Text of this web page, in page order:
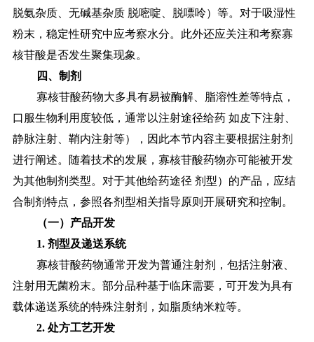
脱氨杂质、无碱基杂质 脱嘧啶、脱嘌呤）等。对于吸湿性
粉末，稳定性研究中应考察水分。此外还应关注和考察寡
核苷酸是否发生聚集现象。
四、制剂
寡核苷酸药物大多具有易被酶解、脂溶性差等特点，
口服生物利用度较低，通常以注射途径给药 如皮下注射、
静脉注射、鞘内注射等），因此本节内容主要根据注射剂
进行阐述。随着技术的发展，寡核苷酸药物亦可能被开发
为其他制剂类型。对于其他给药途径 剂型）的产品，应结
合制剂特点，参照各剂型相关指导原则开展研究和控制。
（一）产品开发
1. 剂型及递送系统
寡核苷酸药物通常开发为普通注射剂，包括注射液、
注射用无菌粉末。部分品种基于临床需要，可开发为具有
载体递送系统的特殊注射剂，如脂质纳米粒等。
2. 处方工艺开发